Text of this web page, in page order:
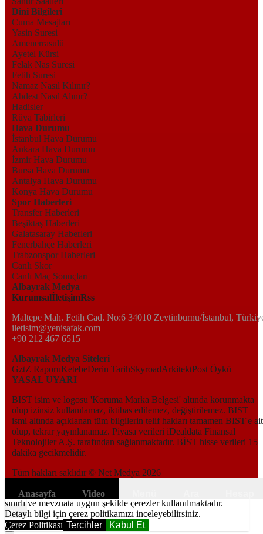
Dini Bilgileri
Cuma Mesajları
Yasin Suresi
Amenerrasulü
Ayetel Kürsi
Felak Nas Suresi
Fetih Suresi
Namaz Nasıl Kılınır?
Abdest Nasıl Alınır?
Hadisler
Rüya Tabirleri
Hava Durumu
İstanbul Hava Durumu
Ankara Hava Durumu
İzmir Hava Durumu
Bursa Hava Durumu
Antalya Hava Durumu
Konya Hava Durumu
Spor Haberleri
Transfer Haberleri
Beşiktaş Haberleri
Galatasaray Haberleri
Fenerbahçe Haberleri
Trabzonspor Haberleri
Canlı Skor
Canlı Maç Sonuçları
Albayrak Medya
KurumsalİletişimRss
Maltepe Mah. Fetih Cad. No:6 34010 Zeytinburnu/İstanbul,
iletisim@yenisafak.com
+90 212 467 6515
Albayrak Medya Siteleri
GztZ RaporuKetebeDerin TarihSkyroadArkitektPost Öykü
YASAL UYARI
BIST isim ve logosu 'Koruma Marka Belgesi' altında korunmakta
olup izinsiz kullanılamaz, iktibas edilemez, değiştirilemez. BIST
ismi altında açıklanan tüm bilgilerin telif hakları tamamen BIST'e ait
olup, tekrar yayınlanamaz. Piyasa verileri iDealdata Finansal
Teknolojiler A.Ş. tarafından sağlanmaktadır. BİST hisse verileri 15
dakika gecikmelidir.
Tüm hakları saklıdır © Net Medya 2026
Anasayfa Video
Kapat
This is
a modal
The
6698 sayılı Kişisel Verilerin Korunması Kanunundaki amaçlar ile
sınırlı ve mevzuata uygun şekilde çerezler kullanılmaktadır.
Detaylı bilgi için çerez politikamızı inceleyebilirsiniz.
Çerez Politikası Tercihler Kabul Et